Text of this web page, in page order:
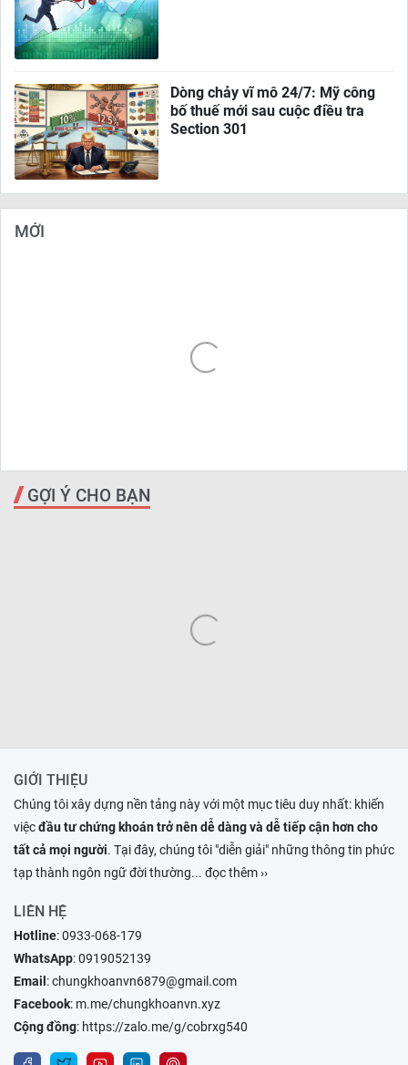
Dòng chảy vĩ mô 24/7: Mỹ công
bố thuế mới sau cuộc điều tra
Section 301
MỚI
GỢI Ý CHO BẠN
GIỚI THIỆU
Chúng tôi xây dựng nền tảng này với một mục tiêu duy nhất: khiến
việcđầu tư chứng khoán trở nên dễ dàng và dễ tiếp cận hơn cho
tất cả mọi người. Tại đây, chúng tôi "diễn giải" những thông tin phức
tạp thành ngôn ngữ đời thường... đọc thêm ››
LIÊN HỆ
Hotline:0933-068-179
WhatsApp:0919052139
Email :chungkhoanvn6879@gmail.com
Facebook: m.me/chungkhoanvn.xyz
Cộng đồng: https://zalo.me/g/cobrxg540